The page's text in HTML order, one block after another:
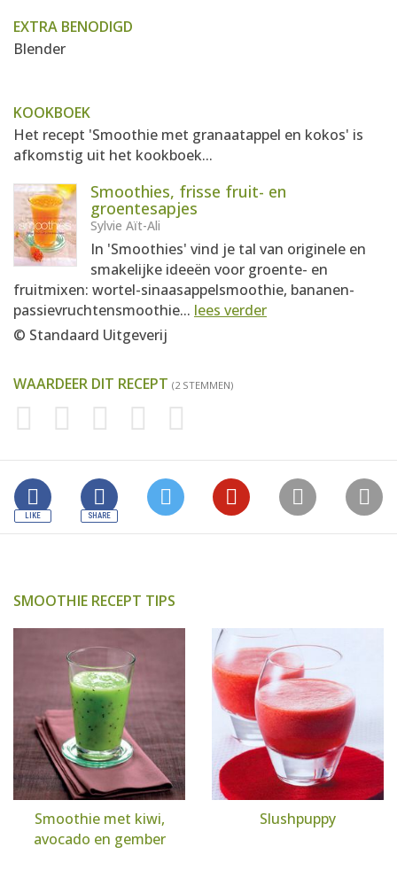
EXTRA BENODIGD
Blender
KOOKBOEK
Het recept 'Smoothie met granaatappel en kokos' is
afkomstig uit het kookboek...
Smoothies, frisse fruit- en
groentesapjes
Sylvie Aït-Ali
In 'Smoothies' vind je tal van originele en
smakelijke ideeën voor groente- en
fruitmixen: wortel-sinaasappelsmoothie, bananen-
passievruchtensmoothie... lees verder
© Standaard Uitgeverij
WAARDEER DIT RECEPT (2 STEMMEN)
SMOOTHIE RECEPT TIPS
Smoothie met kiwi,
avocado en gember
Slushpuppy